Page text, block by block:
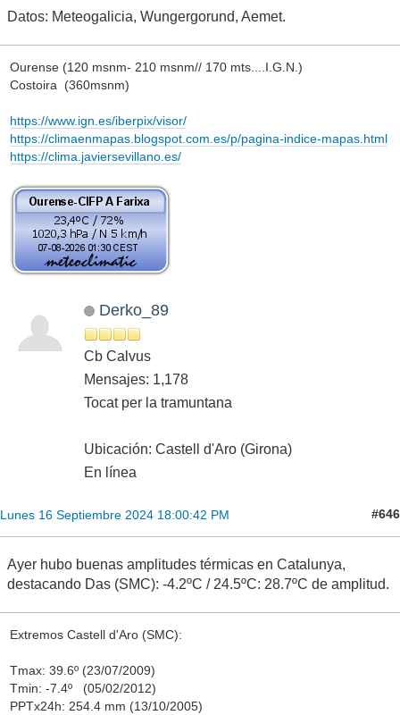
Datos: Meteogalicia, Wungergorund, Aemet.
Ourense (120 msnm- 210 msnm// 170 mts....I.G.N.)
Costoira (360msnm)
https://www.ign.es/iberpix/visor/
https://climaenmapas.blogspot.com.es/p/pagina-indice-mapas.html
https://clima.javiersevillano.es/
Derko_89
Cb Calvus
Mensajes: 1,178
Tocat per la tramuntana
Ubicación: Castell d'Aro (Girona)
En línea
Lunes 16 Septiembre 2024 18:00:42 PM #646
Ayer hubo buenas amplitudes térmicas en Catalunya,
destacando Das (SMC): -4.2ºC / 24.5ºC: 28.7ºC de amplitud.
Extremos Castell d'Aro (SMC):
Tmax: 39.6º (23/07/2009)
Tmin: -7.4º (05/02/2012)
PPTx24h: 254.4 mm (13/10/2005)